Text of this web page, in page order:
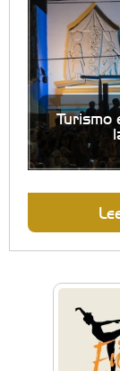
Turismo